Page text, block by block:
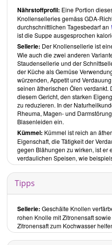
roh-veganes Kochbuch, das durch
internationaler und vor allem
Zutaten sind stets frisch, es
und dennoch sind bis auf wenige
oder weniger Minuten
einberechnet). Die Abbildungen zu
nach Kategorien, wie Raw-for-kids
Auswahl. Die Rezepte beinhalten,
wenig zugesetztes Öl und
kommt ganz ohne zugesetztes Öl
Rezepte benötigt Süssungsmittel
Stattdessen verwendet die Autorin
Trockenfrüchte. Wünschenswert
Öl zum Einsatz kommt, ein
verwendeteOlivenölzu wählen,
Rapsöl.
Erfreulich ist, dass an Nüssen,
Cashewkernezur Verwendung
Nüssen und Kernen. So verwendet
Cashews auch
Hier könnte man bei der Wahl der
Fettsäurezusammensetzung,
Walnuss oderMacadamianuss,
Der Abschnitt
Rohkost-Basics
angeht, leider etwas oberflächlich
hunderprozentig recherchiert,
Überblick über das Wesentliche.
Nährstoffprofil: Eine Portion
Knollenselleries gemäss GDA-
durchschnittlichen Tagesbedarf an
ist die Suppe ausgesprochen
Sellerie: Der Knollensellerie ist
Wie auch die zwei anderen
Staudensellerie und der
der Küche als Gemüse
würzenden, Appetit und
seinen ätherischen Ölen verdankt.
diesem Gericht, den starken
zu reduzieren. In der
Rheuma, Magen- und
Blasenleiden ein.
Kümmel: Kümmel ist reich an
Eigenschaft, die Tätigkeit der
gegen Blähungen zu wirken, ist er
verdaulichen Speisen, wie
Tipps
Sellerie: Geschälte Knollen
rohen Knolle mit Zitronensaft
Zitronensaft zum Kochwasser